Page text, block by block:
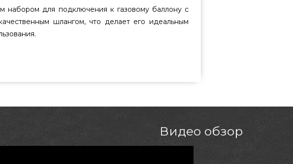
набором для подключения к газовому баллону с
шлангом, что делает его идеальным
грилей и аксессуаров grillpoint.com.ua Взгляните и купите
номер 0(800) 337-275 и мы поможем приобрести
Кременчуг, Каменец-Подольский
Видео обзор